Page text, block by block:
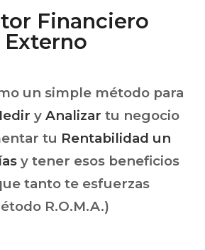
Financiero
Externo
un simple método para
y Analizar tu negocio
tu Rentabilidad un
y tener esos beneficios
tanto te esfuerzas
R.O.M.A.)